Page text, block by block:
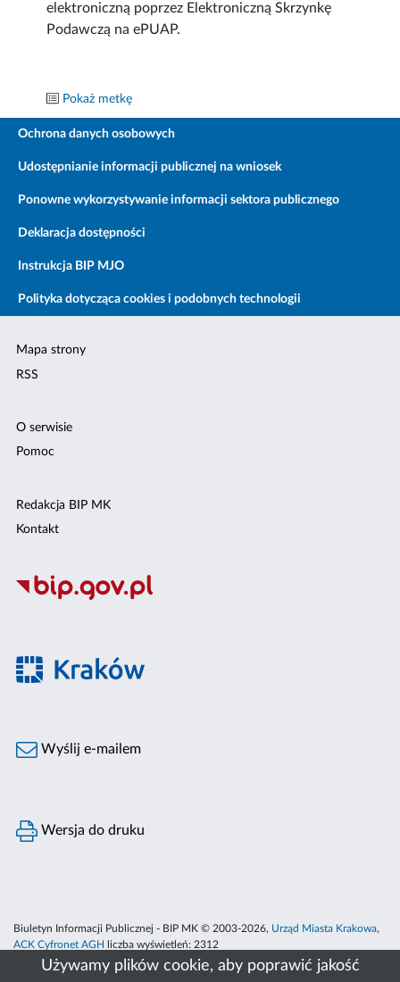
Używamy plików cookie, aby poprawić jakość
elektroniczną poprzez Elektroniczną Skrzynkę
Podawczą na ePUAP.
Pokaż metkę
Ochrona danych osobowych
Udostępnianie informacji publicznej na wniosek
Ponowne wykorzystywanie informacji sektora publicznego
Deklaracja dostępności
Instrukcja BIP MJO
Polityka dotycząca cookies i podobnych technologii
Mapa strony
RSS
O serwisie
Pomoc
Redakcja BIP MK
Kontakt
Wyślij e-mailem
Wersja do druku
Biuletyn Informacji Publicznej - BIP MK © 2003-2026, Urząd Miasta Krakowa,
ACK Cyfronet AGH
liczba wyświetleń: 2312